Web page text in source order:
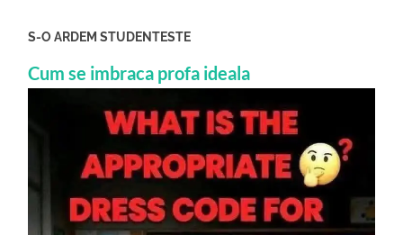
S-O ARDEM STUDENTESTE
Cum se imbraca profa ideala